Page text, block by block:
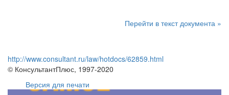
Перейти в текст документа »
http://www.consultant.ru/law/hotdocs/62859.html
© КонсультантПлюс, 1997-2020
Версия для печати